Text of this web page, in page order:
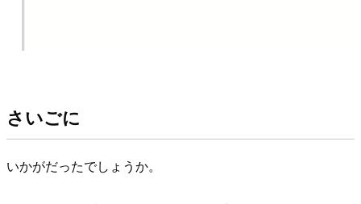
さいごに
いかがだったでしょうか。